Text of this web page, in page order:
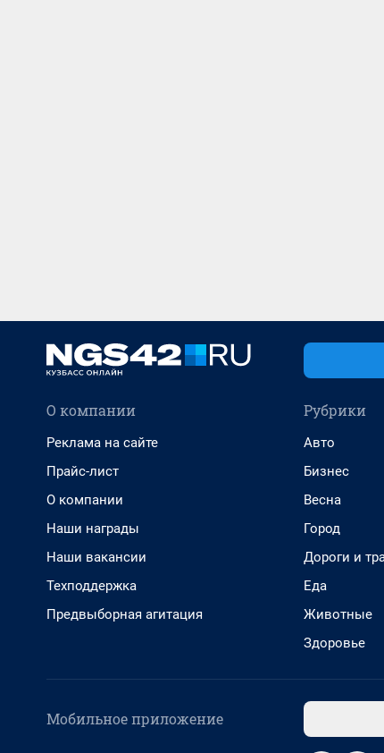
О компании
Реклама на сайте
Прайс-лист
О компании
Наши награды
Наши вакансии
Техподдержка
Предвыборная агитация
Рубрики
Авто
Бизнес
Весна
Город
Дороги и
Еда
Животные
Здоровье
Мобильное приложение